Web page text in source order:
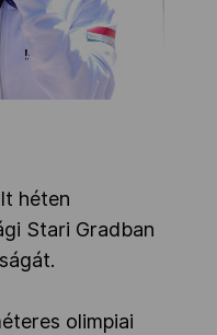
héten
Stari Gradban
olimpiai